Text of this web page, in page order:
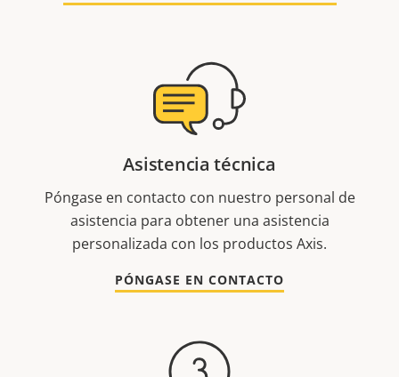
Asistencia técnica
Póngase en contacto con nuestro personal de
asistencia para obtener una asistencia
personalizada con los productos Axis.
PÓNGASE EN CONTACTO